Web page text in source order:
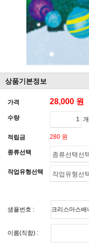
상품기본정보
가격 28,000 원
수량 개
적립금 280 원
종류선택
작업유형선택
샘플번호 :
이름(직함) :